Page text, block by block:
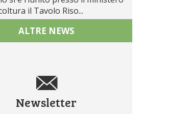
il Tavolo Riso...
ALTRE NEWS
Newsletter